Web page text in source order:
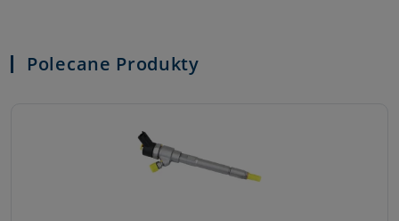
Polecane Produkty